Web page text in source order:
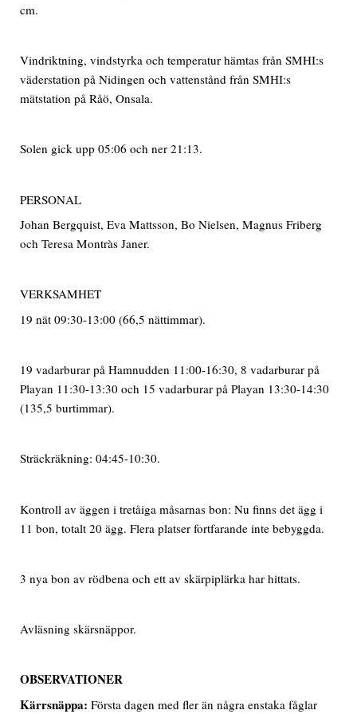
cm.
Vindriktning, vindstyrka och temperatur hämtas från SMHI:s
väderstation på Nidingen och vattenstånd från SMHI:s
mätstation på Råö, Onsala.
Solen gick upp 05:06 och ner 21:13.
PERSONAL
Johan Bergquist, Eva Mattsson, Bo Nielsen, Magnus Friberg
och Teresa Montràs Janer.
VERKSAMHET
19 nät 09:30-13:00 (66,5 nättimmar).
19 vadarburar på Hamnudden 11:00-16:30, 8 vadarburar på
Playan 11:30-13:30 och 15 vadarburar på Playan 13:30-14:30
(135,5 burtimmar).
Sträckräkning: 04:45-10:30.
Kontroll av äggen i tretåiga måsarnas bon: Nu finns det ägg i
11 bon, totalt 20 ägg. Flera platser fortfarande inte bebyggda.
3 nya bon av rödbena och ett av skärpiplärka har hittats.
Avläsning skärsnäppor.
OBSERVATIONER
Kärrsnäppa:Första dagen med fler än några enstaka fåglar